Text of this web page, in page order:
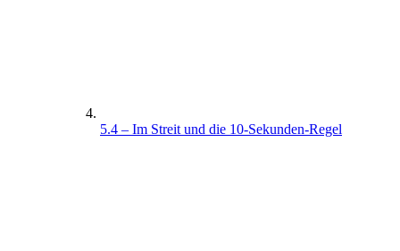
5.4 – Im Streit und die 10-Sekunden-Regel